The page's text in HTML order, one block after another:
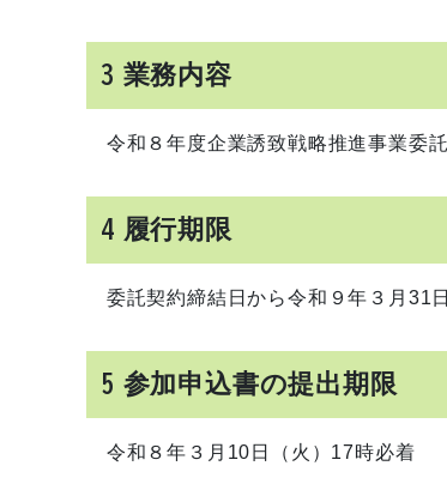
3 業務内容
令和８年度企業誘致戦略推進事業委
4 履行期限
委託契約締結日から令和９年３月31
5 参加申込書の提出期限
令和８年３月10日（火）17時必着